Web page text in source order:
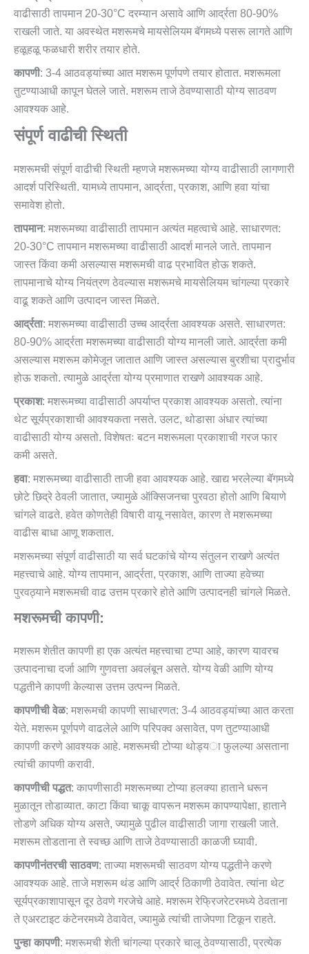
वाढीसाठी तापमान 20-30°C दरम्यान असावे आणि आर्द्रता 80-90%
राखली जाते. या अवस्थेत मशरूमचे मायसेलियम बॅगमध्ये पसरू लागते आणि
हळूहळू फळधारी शरीर तयार होते.
कापणी: 3-4 आठवड्यांच्या आत मशरूम पूर्णपणे तयार होतात. मशरूमला
तुटण्याआधी कापून घेतले जाते. मशरूम ताजे ठेवण्यासाठी योग्य साठवण
आवश्यक आहे.
संपूर्ण वाढीची स्थिती
मशरूमची संपूर्ण वाढीची स्थिती म्हणजे मशरूमच्या योग्य वाढीसाठी लागणारी
आदर्श परिस्थिती. यामध्ये तापमान, आर्द्रता, प्रकाश, आणि हवा यांचा
समावेश होतो.
तापमान: मशरूमच्या वाढीसाठी तापमान अत्यंत महत्वाचे आहे. साधारणत:
20-30°C तापमान मशरूमच्या वाढीसाठी आदर्श मानले जाते. तापमान
जास्त किंवा कमी असल्यास मशरूमची वाढ प्रभावित होऊ शकते.
तापमानाचे योग्य नियंत्रण ठेवल्यास मशरूमचे मायसेलियम चांगल्या प्रकारे
वाढू शकते आणि उत्पादन जास्त मिळते.
आर्द्रता: मशरूमच्या वाढीसाठी उच्च आर्द्रता आवश्यक असते. साधारणत:
80-90% आर्द्रता मशरूमच्या वाढीसाठी योग्य मानली जाते. आर्द्रता कमी
असल्यास मशरूम कोमेजून जातात आणि जास्त असल्यास बुरशीचा प्रादुर्भाव
होऊ शकतो. त्यामुळे आर्द्रता योग्य प्रमाणात राखणे आवश्यक आहे.
प्रकाश: मशरूमच्या वाढीसाठी अपर्याप्त प्रकाश आवश्यक असतो. त्यांना
थेट सूर्यप्रकाशाची आवश्यकता नसते. उलट, थोडासा अंधार त्यांच्या
वाढीसाठी योग्य असतो. विशेषतः बटन मशरूमला प्रकाशाची गरज फार
कमी असते.
हवा: मशरूमच्या वाढीसाठी ताजी हवा आवश्यक आहे. खाद्य भरलेल्या बॅगमध्ये
छोटे छिद्रे ठेवली जातात, ज्यामुळे ऑक्सिजनचा पुरवठा होतो आणि बियाणे
चांगले वाढते. हवेत कोणतेही विषारी वायू नसावेत, कारण ते मशरूमच्या
वाढीस बाधा आणू शकतात.
मशरूमच्या संपूर्ण वाढीसाठी या सर्व घटकांचे योग्य संतुलन राखणे अत्यंत
महत्त्वाचे आहे. योग्य तापमान, आर्द्रता, प्रकाश, आणि ताज्या हवेच्या
पुरवठ्याने मशरूमची वाढ उत्तम प्रकारे होते आणि उत्पादनही चांगले मिळते.
मशरूमची कापणी:
मशरूम शेतीत कापणी हा एक अत्यंत महत्त्वाचा टप्पा आहे, कारण यावरच
उत्पादनाचा दर्जा आणि गुणवत्ता अवलंबून असते. योग्य वेळी आणि योग्य
पद्धतीने कापणी केल्यास उत्तम उत्पन्न मिळते.
कापणीची वेळ: मशरूमची कापणी साधारणत: 3-4 आठवड्यांच्या आत करता
येते. मशरूम पूर्णपणे वाढलेले आणि परिपक्व असावेत, पण तुटण्याआधी
कापणी करणे आवश्यक आहे. मशरूमची टोप्या थोड्या फुलल्या असताना
त्यांची कापणी करावी.
कापणीची पद्धत: कापणीसाठी मशरूमच्या टोप्या हलक्या हाताने धरून
मुळातून तोडाव्यात. काटा किंवा चाकू वापरून मशरूम कापण्यापेक्षा, हाताने
तोडणे अधिक योग्य असते, ज्यामुळे पुढील वाढीसाठी जागा राखली जाते.
मशरूम तोडताना ते स्वच्छ आणि ताजे ठेवण्यासाठी काळजी घ्यावी.
कापणीनंतरची साठवण: ताज्या मशरूमची साठवण योग्य पद्धतीने करणे
आवश्यक आहे. ताजे मशरूम थंड आणि आर्द्र ठिकाणी ठेवावेत. त्यांना थेट
सूर्यप्रकाशापासून दूर ठेवणे गरजेचे आहे. मशरूम रेफ्रिजरेटरमध्ये ठेवताना
ते एअरटाइट कंटेनरमध्ये ठेवावेत, ज्यामुळे त्यांची ताजेपणा टिकून राहते.
पुन्हा कापणी: मशरूमची शेती चांगल्या प्रकारे चालू ठेवण्यासाठी, प्रत्येक